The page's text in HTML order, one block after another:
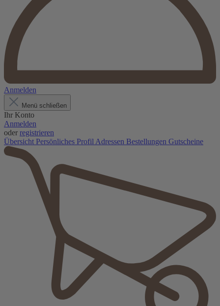
Anmelden
Menü schließen
Ihr Konto
Anmelden
oder registrieren
Übersicht Persönliches Profil Adressen Bestellungen Gutscheine